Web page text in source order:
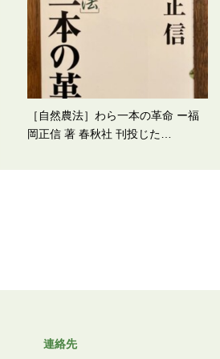
［自然農法］わら一本の革命 ー福
岡正信 著 春秋社 刊投じた…
連絡先